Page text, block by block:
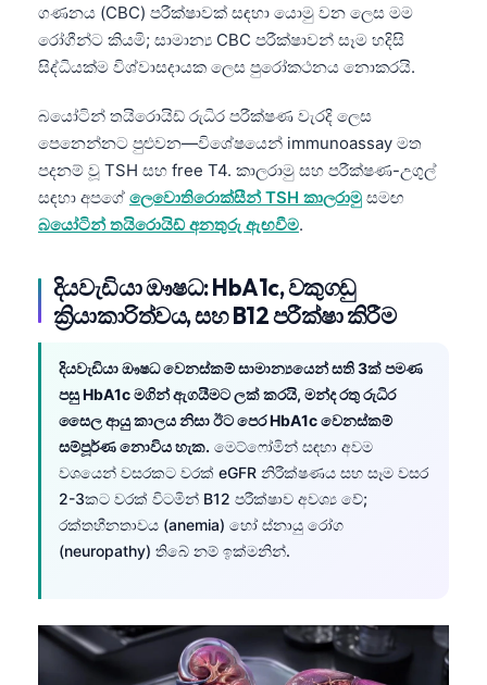
ගණනය (CBC) පරීක්ෂාවක් සඳහා යොමු වන ලෙස මම
රෝගීන්ට කියමි; සාමාන්‍ය CBC පරීක්ෂාවන් සෑම හදිසි
සිද්ධියක්ම විශ්වාසදායක ලෙස පුරෝකථනය නොකරයි.
බයෝටින් තයිරොයිඩ් රුධිර පරීක්ෂණ වැරදි ලෙස
පෙනෙන්නට පුළුවන—විශේෂයෙන් immunoassay මත
පදනම් වූ TSH සහ free T4. කාලරාමු සහ පරීක්ෂණ-උගුල්
සඳහා අපගේ ලෙවොතිරොක්සීන් TSH කාලරාමු සමඟ
බයෝටින් තයිරොයිඩ් අනතුරු ඇඟවීම.
දියවැඩියා ඖෂධ: HbA1c, වකුගඩු
ක්‍රියාකාරිත්වය, සහ B12 පරීක්ෂා කිරීම
දියවැඩියා ඖෂධ වෙනස්කම් සාමාන්‍යයෙන් සති 3ක් පමණ
පසු HbA1c මගින් ඇගයීමට ලක් කරයි, මන්ද රතු රුධිර
සෛල ආයු කාලය නිසා ඊට පෙර HbA1c වෙනස්කම්
සම්පූර්ණ නොවිය හැක. මෙට්ෆෝමින් සඳහා අවම
වශයෙන් වසරකට වරක් eGFR නිරීක්ෂණය සහ සෑම වසර
2-3කට වරක් විටමින් B12 පරීක්ෂාව අවශ්‍ය වේ;
රක්තහීනතාවය (anemia) හෝ ස්නායු රෝග
(neuropathy) තිබේ නම් ඉක්මනින්.
اردو
मराठी
தமிழ்
ગુજરાતી
ಕನ್ನಡ
മലയാളം
Bahasa Melayu
Tiếng Việt
ไทย
ភាសាខ្មែរ
Kiswahili
Українська
Català
Қазақ тілі